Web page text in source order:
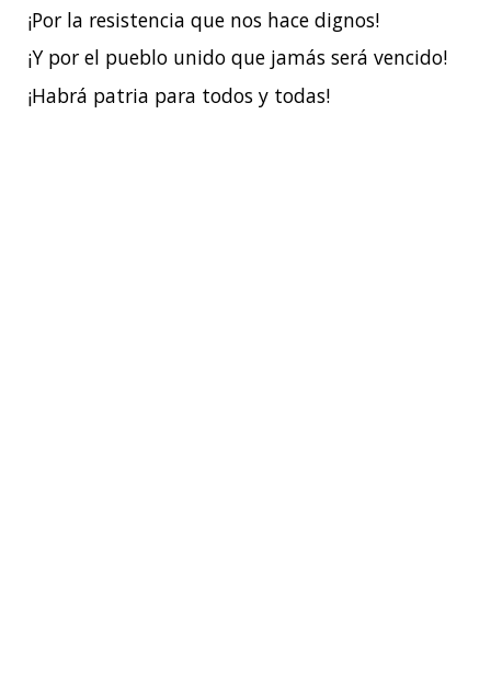
¡Por la resistencia que nos hace dignos!
¡Y por el pueblo unido que jamás será vencido!
¡Habrá patria para todos y todas!